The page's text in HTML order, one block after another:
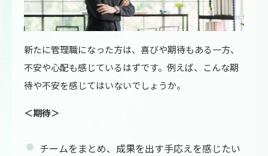
新たに管理職になった方は、喜びや期待もある一方、
不安や心配も感じているはずです。例えば、こんな期
待や不安を感じてはいないでしょうか。
＜期待＞
チームをまとめ、成果を出す手応えを感じたい